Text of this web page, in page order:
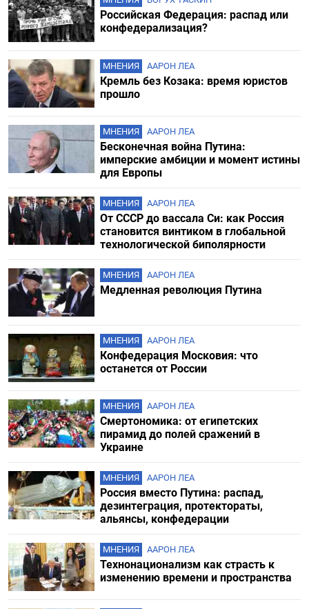
Российская Федерация: распад или
конфедерализация?
МНЕНИЯ ААРОН ЛЕА
Кремль без Козака: время юристов
прошло
МНЕНИЯ ААРОН ЛЕА
Бесконечная война Путина:
имперские амбиции и момент истины
для Европы
МНЕНИЯ ААРОН ЛЕА
От СССР до вассала Си: как Россия
становится винтиком в глобальной
технологической биполярности
МНЕНИЯ ААРОН ЛЕА
Медленная революция Путина
МНЕНИЯ ААРОН ЛЕА
Конфедерация Московия: что
останется от России
МНЕНИЯ ААРОН ЛЕА
Смертономика: от египетских
пирамид до полей сражений в
Украине
МНЕНИЯ ААРОН ЛЕА
Россия вместо Путина: распад,
дезинтеграция, протектораты,
альянсы, конфедерации
МНЕНИЯ ААРОН ЛЕА
Технонационализм как страсть к
изменению времени и пространства